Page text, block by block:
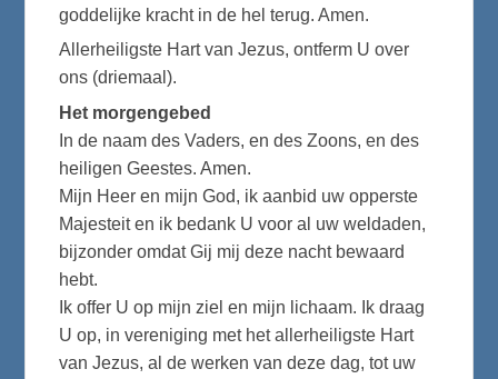
goddelijke kracht in de hel terug. Amen.
Allerheiligste Hart van Jezus, ontferm U over
ons (driemaal).
Het morgengebed
In de naam des Vaders, en des Zoons, en des
heiligen Geestes. Amen.
Mijn Heer en mijn God, ik aanbid uw opperste
Majesteit en ik bedank U voor al uw weldaden,
bijzonder omdat Gij mij deze nacht bewaard
hebt.
Ik offer U op mijn ziel en mijn lichaam. Ik draag
U op, in vereniging met het allerheiligste Hart
van Jezus, al de werken van deze dag, tot uw